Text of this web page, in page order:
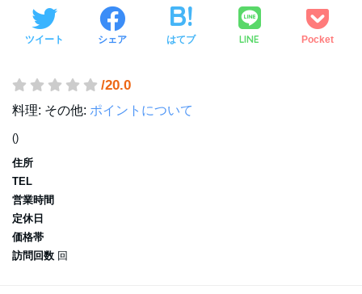
ツイート シェア はてブ LINE Pocket
/20.0
料理: その他: ポイントについて
()
住所
TEL
営業時間
定休日
価格帯
訪問回数 回